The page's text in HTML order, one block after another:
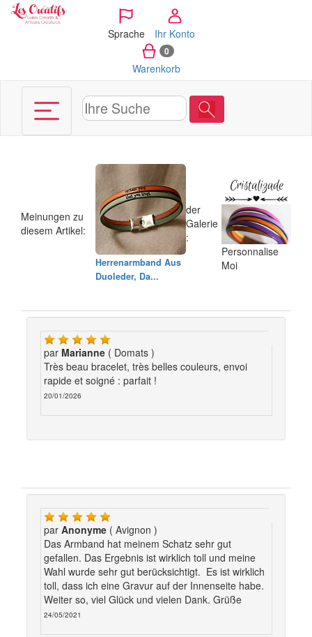
Sprache Ihr Konto
0
Warenkorb
Meinungen zu
diesem Artikel:
Herrenarmband Aus
Duoleder, Da...
der
Galerie
:
Personnalise
Moi
par Marianne ( Domats )
Très beau bracelet, très belles couleurs, envoi
rapide et soigné : parfait !
20/01/2026
par Anonyme ( Avignon )
Das Armband hat meinem Schatz sehr gut
gefallen. Das Ergebnis ist wirklich toll und meine
Wahl wurde sehr gut berücksichtigt. Es ist wirklich
toll, dass ich eine Gravur auf der Innenseite habe.
Weiter so, viel Glück und vielen Dank. Grüße
24/05/2021
Cookie-Einstellungen